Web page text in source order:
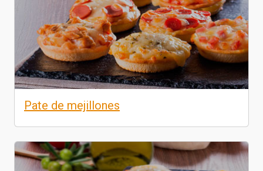
Pate de mejillones